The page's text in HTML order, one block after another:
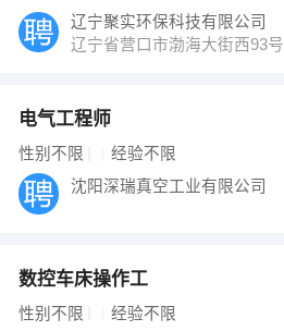
辽宁聚实环保科技有限公司
辽宁省营口市渤海大街西93号
电气工程师
性别不限 经验不限
沈阳深瑞真空工业有限公司
数控车床操作工
性别不限 经验不限